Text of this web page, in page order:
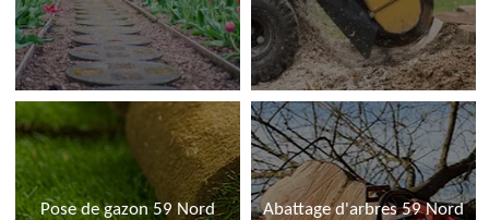
Pose de gazon 59 Nord Abattage d'arbres 59 Nord